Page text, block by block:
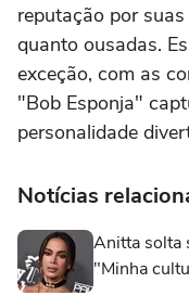
reputação por
quanto ousadas.
exceção, com as
"Bob Esponja"
personalidade
Notícias
Anitta solta
"Minha